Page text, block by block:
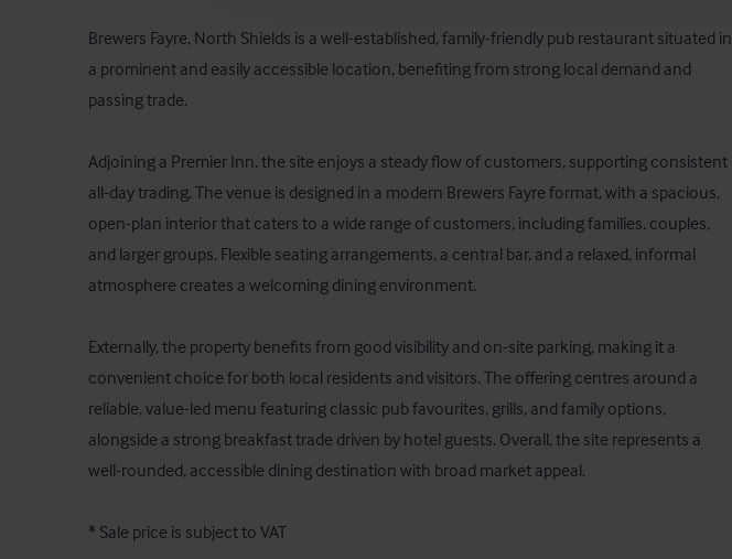
Brewers Fayre, North Shields is a well-established, family-friendly pub restaurant situated in
a prominent and easily accessible location, benefiting from strong local demand and
passing trade.
Adjoining a Premier Inn, the site enjoys a steady flow of customers, supporting consistent
all-day trading. The venue is designed in a modern Brewers Fayre format, with a spacious,
open-plan interior that caters to a wide range of customers, including families, couples,
and larger groups. Flexible seating arrangements, a central bar, and a relaxed, informal
atmosphere creates a welcoming dining environment.
Externally, the property benefits from good visibility and on-site parking, making it a
convenient choice for both local residents and visitors. The offering centres around a
reliable, value-led menu featuring classic pub favourites, grills, and family options,
alongside a strong breakfast trade driven by hotel guests. Overall, the site represents a
well-rounded, accessible dining destination with broad market appeal.
* Sale price is subject to VAT